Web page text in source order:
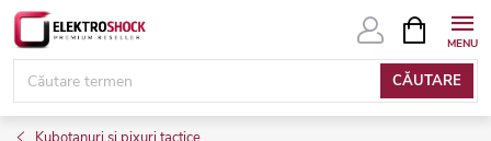
Treci
conținut
CĂUTARE
COŞ
DE